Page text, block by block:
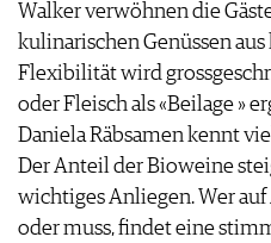
Walker verwöhnen die
kulinarischen Genüssen
Flexibilität wird
oder Fleisch als «Beilage »
Daniela Räbsamen kennt
Der Anteil der Bioweine
wichtiges Anliegen. Wer
oder muss, findet eine